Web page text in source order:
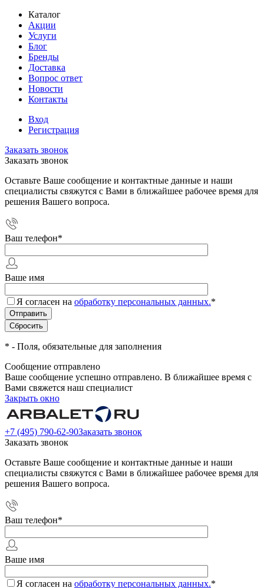
Каталог
Акции
Услуги
Блог
Бренды
Доставка
Вопрос ответ
Новости
Контакты
Вход
Регистрация
Заказать звонок
Заказать звонок
Оставьте Ваше сообщение и контактные данные и наши
специалисты свяжутся с Вами в ближайшее рабочее время для
решения Вашего вопроса.
Ваш телефон*
Ваше имя
Я согласен на обработку персональных данных.*
* - Поля, обязательные для заполнения
Сообщение отправлено
Ваше сообщение успешно отправлено. В ближайшее время с
Вами свяжется наш специалист
Закрыть окно
+7 (495) 790-62-90Заказать звонок
Заказать звонок
Оставьте Ваше сообщение и контактные данные и наши
специалисты свяжутся с Вами в ближайшее рабочее время для
решения Вашего вопроса.
Ваш телефон*
Ваше имя
Я согласен на обработку персональных данных.*